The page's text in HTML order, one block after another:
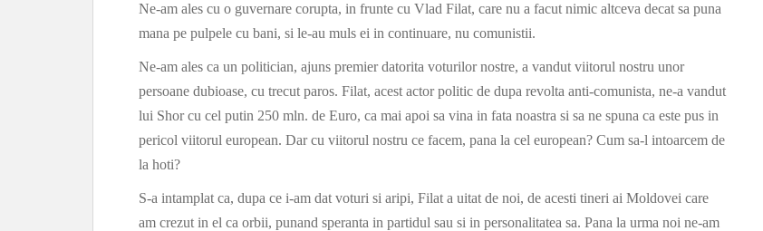
Ne-am ales cu o guvernare corupta, in frunte cu Vlad Filat, care nu a facut nimic altceva decat sa puna
mana pe pulpele cu bani, si le-au muls ei in continuare, nu comunistii.
Ne-am ales ca un politician, ajuns premier datorita voturilor nostre, a vandut viitorul nostru unor
persoane dubioase, cu trecut paros. Filat, acest actor politic de dupa revolta anti-comunista, ne-a vandut
lui Shor cu cel putin 250 mln. de Euro, ca mai apoi sa vina in fata noastra si sa ne spuna ca este pus in
pericol viitorul european. Dar cu viitorul nostru ce facem, pana la cel european? Cum sa-l intoarcem de
la hoti?
S-a intamplat ca, dupa ce i-am dat voturi si aripi, Filat a uitat de noi, de acesti tineri ai Moldovei care
am crezut in el ca orbii, punand speranta in partidul sau si in personalitatea sa. Pana la urma noi ne-am